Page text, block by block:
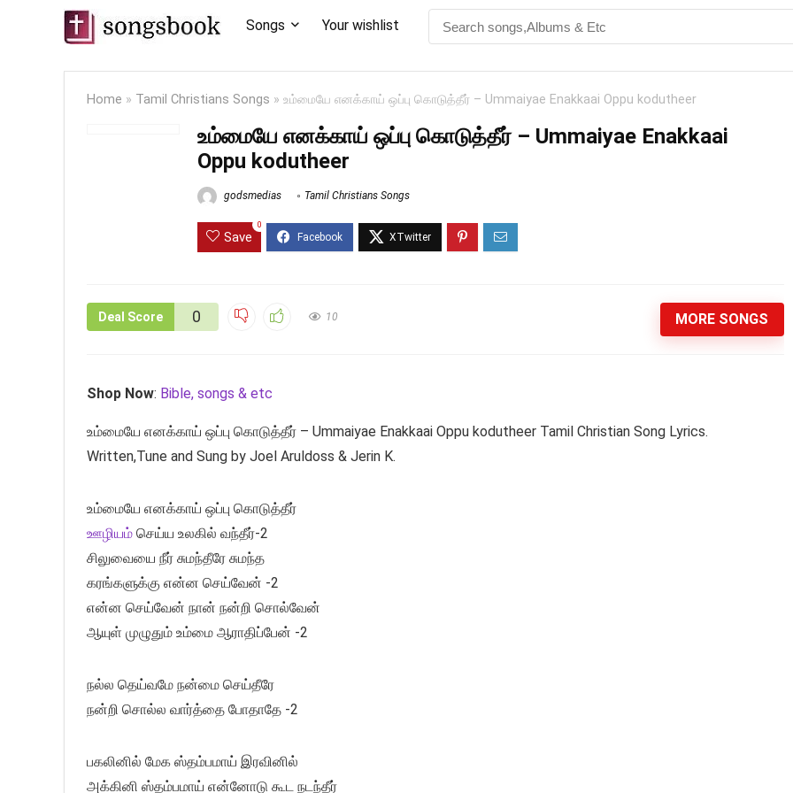
Songs Your wishlist
Home » Tamil Christians Songs » உம்மையே எனக்காய் ஒப்பு கொடுத்தீர் – Ummaiyae Enakkaai Oppu kodutheer
உம்மையே எனக்காய் ஒப்பு கொடுத்தீர் – Ummaiyae Enakkaai
Oppu kodutheer
godsmedias Tamil Christians Songs
Save
0
Deal Score 0 10 MORE SONGS
Shop Now: Bible, songs & etc
உம்மையே எனக்காய் ஒப்பு கொடுத்தீர் – Ummaiyae Enakkaai Oppu kodutheer Tamil Christian Song Lyrics.
Written,Tune and Sung by Joel Aruldoss & Jerin K.
உம்மையே எனக்காய் ஒப்பு கொடுத்தீர்
ஊழியம் செய்ய உலகில் வந்தீர்-2
சிலுவையை நீர் சுமந்தீரே சுமந்த
கரங்களுக்கு என்ன செய்வேன் -2
என்ன செய்வேன் நான் நன்றி சொல்வேன்
ஆயுள் முழுதும் உம்மை ஆராதிப்பேன் -2
நல்ல தெய்வமே நன்மை செய்தீரே
நன்றி சொல்ல வார்த்தை போதாதே -2
பகலினில் மேக ஸ்தம்பமாய் இரவினில்
அக்கினி ஸ்தம்பமாய் என்னோடு கூட நடந்தீர்